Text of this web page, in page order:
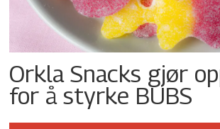
Orkla Snacks gjør
for å styrke BUBS